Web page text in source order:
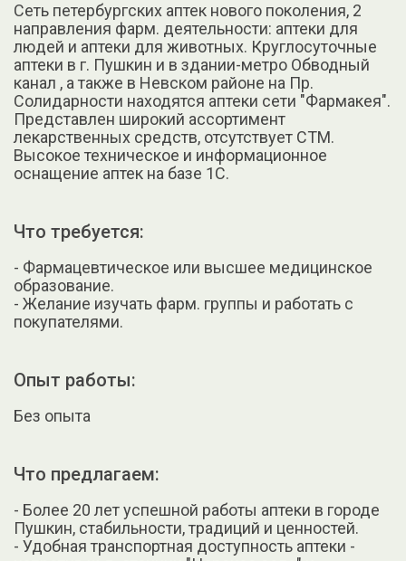
Сеть петербургских аптек нового поколения, 2
направления фарм. деятельности: аптеки для
людей и аптеки для животных. Круглосуточные
аптеки в г. Пушкин и в здании-метро Обводный
канал , а также в Невском районе на Пр.
Солидарности находятся аптеки сети "Фармакея".
Представлен широкий ассортимент
лекарственных средств, отсутствует СТМ.
Высокое техническое и информационное
оснащение аптек на базе 1С.
Что требуется:
- Фармацевтическое или высшее медицинское
образование.
- Желание изучать фарм. группы и работать с
покупателями.
Опыт работы:
Без опыта
Что предлагаем:
- Более 20 лет успешной работы аптеки в городе
Пушкин, стабильности, традиций и ценностей.
- Удобная транспортная доступность аптеки -